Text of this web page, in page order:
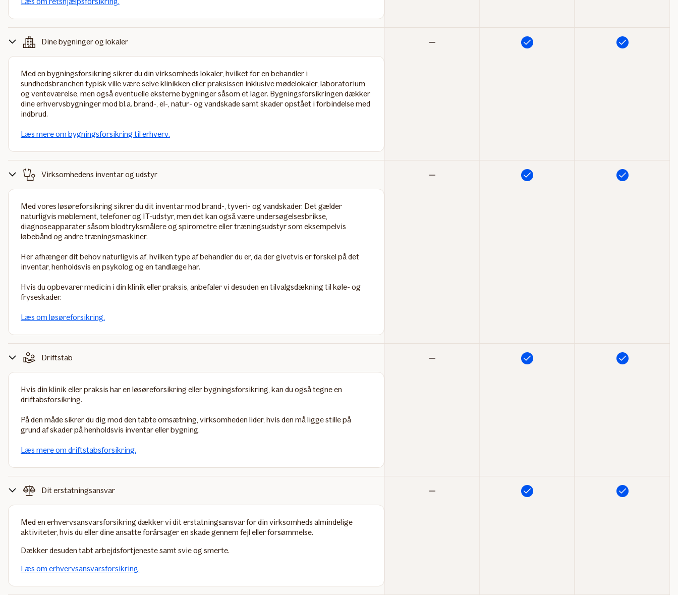
Dine bygninger og lokaler
Med en bygningsforsikringsikrer du din virksomheds lokaler, hvilket for en behandler i
sundhedsbranchen typisk ville være selve klinikken eller praksissen inklusive mødelokaler, laboratorium
og venteværelse, men også eventuelle eksterne bygninger såsom et lager. Bygningsforsikringen dækker
dine erhvervsbygninger mod bl.a. brand-, el-, natur- og vandskade samt skader opstået i forbindelse med
indbrud.
Læs mere om bygningsforsikring til erhverv.
Inkluderet Inkluderet
Virksomhedens inventar og udstyr
Med vores løsøreforsikringsikrer du dit inventar mod brand-, tyveri- og vandskader. Det gælder
naturligvis møblement, telefoner og IT-udstyr, men det kan også være undersøgelsesbrikse,
diagnoseapparater såsom blodtryksmålere og spirometre eller træningsudstyr som eksempelvis
løbebånd og andre træningsmaskiner.
Her afhænger dit behov naturligvis af, hvilken type af behandler du er, da der givetvis er forskel på det
inventar, henholdsvis en psykolog og en tandlæge har.
Hvis du opbevarer medicin i din klinik eller praksis, anbefaler vi desuden en tilvalgsdækning til køle- og
fryseskader.
Læs om løsøreforsikring.
Inkluderet Inkluderet
Driftstab
Hvis din klinik eller praksis har en løsøreforsikringellerbygningsforsikring, kan du også tegne en
driftabsforsikring.
På den måde sikrer du dig mod den tabte omsætning, virksomheden lider, hvis den må ligge stille på
grund af skader på henholdsvis inventar eller bygning.
Læs mere om driftstabsforsikring.
Inkluderet Inkluderet
Dit erstatningsansvar
Med en erhvervsansvarsforsikringdækker vi dit erstatningsansvar for din virksomheds almindelige
aktiviteter, hvis du eller dine ansatte forårsager en skade gennem fejl eller forsømmelse.
Dækker desuden tabt arbejdsfortjeneste samt svie og smerte.
Læs om erhvervsansvarsforsikring.
Inkluderet Inkluderet